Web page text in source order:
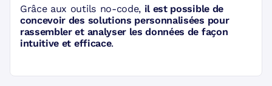
Grâce aux outils no-code, il est possible de
concevoir des solutions personnalisées pour
rassembler et analyser les données de façon
intuitive et efficace.